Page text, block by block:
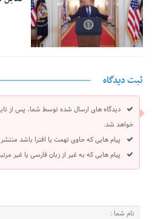
ثبت دیدگاه
دیدگاه های ارسال شده توسط شما، پس از
خواهد شد.
پیام هایی که حاوی تهمت یا افترا باشد
پیام هایی که به غیر از زبان فارسی یا غیر